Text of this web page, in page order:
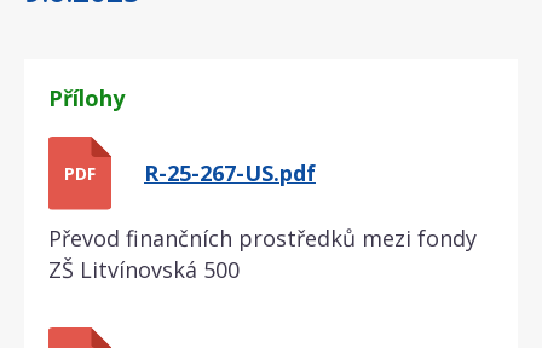
Přílohy
PDF R-25-267-US.pdf
Převod finančních prostředků mezi fondy
ZŠ Litvínovská 500